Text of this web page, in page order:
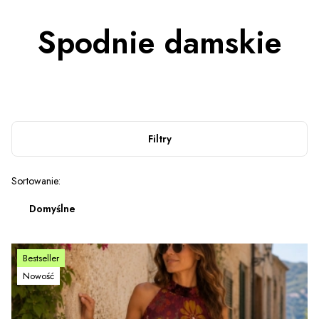
Spodnie damskie
Filtry
Lista produktów
Sortowanie:
Domyślne
Bestseller
Nowość